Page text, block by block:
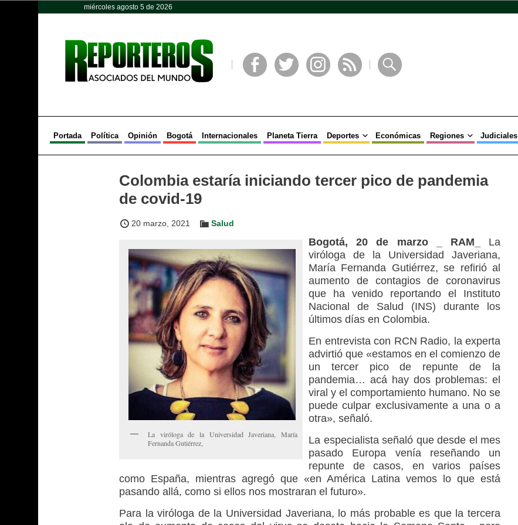
miércoles agosto 5 de 2026
Portada Política Opinión Bogotá Internacionales Planeta Tierra Deportes Económicas Regiones Judiciales
Colombia estaría iniciando tercer pico de pandemia
de covid-19
20 marzo, 2021 Salud
La viróloga de la Universidad Javeriana, María
Fernanda Gutiérrez,
Bogotá, 20 de marzo _ RAM_
La
viróloga de la Universidad Javeriana,
María Fernanda Gutiérrez, se refirió al
aumento de contagios de coronavirus
que ha venido reportando el Instituto
Nacional de Salud (INS) durante los
últimos días en Colombia.
En entrevista con RCN Radio, la experta
advirtió que «estamos en el comienzo de
un tercer pico de repunte de la
pandemia… acá hay dos problemas: el
viral y el comportamiento humano. No se
puede culpar exclusivamente a una o a
otra», señaló.
La especialista señaló que desde el mes
pasado Europa venía reseñando un
repunte de casos, en varios países
como España, mientras agregó que «en América Latina vemos lo que está
pasando allá, como si ellos nos mostraran el futuro».
Para la viróloga de la Universidad Javeriana, lo más probable es que la tercera
Opinión Política